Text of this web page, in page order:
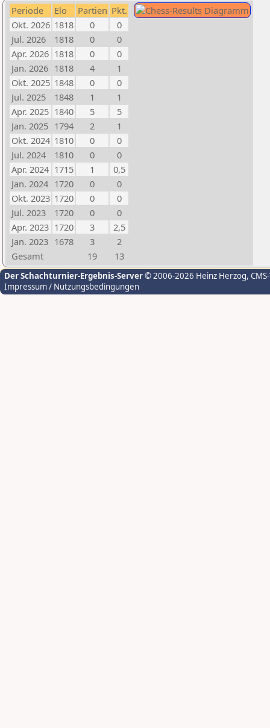
Periode Elo Partien Pkt.
Okt. 2026 1818 0
0
Jul. 2026
1818 0
0
Apr. 2026 1818 0
0
Jan. 2026 1818 4
1
Okt. 2025 1848 0
0
Jul. 2025
1848 1
1
Apr. 2025 1840 5
5
Jan. 2025 1794 2
1
Okt. 2024 1810 0
0
Jul. 2024
1810 0
0
Apr. 2024 1715 1
0,5
Jan. 2024 1720 0
0
Okt. 2023 1720 0
0
Jul. 2023
1720 0
0
Apr. 2023 1720 3
2,5
Jan. 2023 1678 3
2
Gesamt
19 13
Der Schachturnier-Ergebnis-Server© 2006-2026 Heinz Herzog,
Impressum / Nutzungsbedingungen